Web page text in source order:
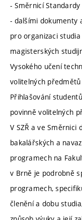
- Směrnicí
- dalšími dokumenty
pro organizaci
magisterských
Vysokého učení
volitelných
Přihlašování
povinně volitelných
V SZŘ a ve Směrnici
bakalářských a
programech na
v Brně je podrobně
programech,
členění a dobu